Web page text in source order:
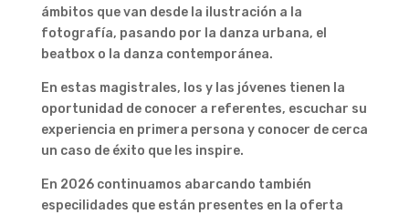
ámbitos que van desde la ilustración a la
fotografía, pasando por la danza urbana, el
beatbox o la danza contemporánea.
En estas magistrales, los y las jóvenes tienen la
oportunidad de conocer a referentes, escuchar su
experiencia en primera persona y conocer de cerca
un caso de éxito que les inspire.
En 2026 continuamos abarcando también
especilidades que están presentes en la oferta